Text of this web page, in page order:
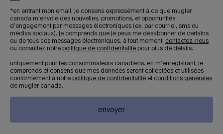
*en entrant mon email, je consens expressément à ce que mugler
canada m’envoie des nouvelles, promotions, et opportunités
d’engagement par messages électroniques (ex. par courriel, sms ou
médias sociaux). je comprends que je peux me désabonner de certains
ou de tous ces messages électroniques, à tout moment. contactez-nous
ou consultez notre politique de confidentialité pour plus de détails.
uniquement pour les consommateurs canadiens. en m’enregistrant, je
comprends et consens que mes données seront collectées et utilisées
conformément à notre politique de confidentialité et conditions générales
de mugler canada.
envoyer